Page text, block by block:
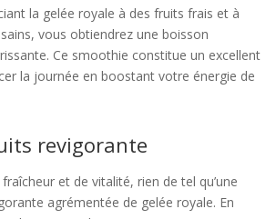
la gelée royale à des fruits frais et à
vous obtiendrez une boisson
Ce smoothie constitue un excellent
la journée en boostant votre énergie de
revigorante
et de vitalité, rien de tel qu’une
agrémentée de gelée royale. En